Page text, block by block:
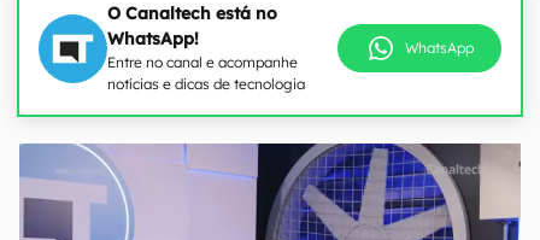
O Canaltech está no
WhatsApp!
Entre no canal e acompanhe
notícias e dicas de tecnologia
WhatsApp